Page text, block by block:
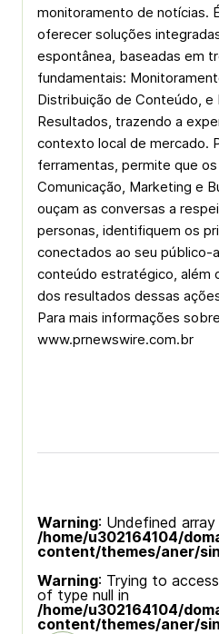
monitoramento de notícias.
oferecer soluções
espontânea, baseadas em
fundamentais:
Distribuição de Conteúdo, e
Resultados, trazendo a
contexto local de mercado.
ferramentas, permite que
Comunicação, Marketing e
ouçam as conversas a
personas, identifiquem os
conectados ao seu público-
conteúdo estratégico, além
dos resultados dessas
Para mais informações
www.prnewswire.com.br
Warning: Undefined
/home/u302164104/
content/themes/aner/
Warning: Trying to
of type null in
/home/u302164104/
content/themes/aner/